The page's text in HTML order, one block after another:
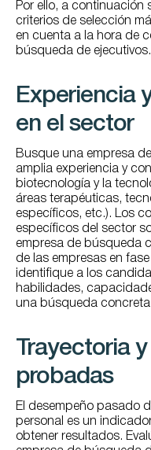
Por ello, a continuación
criterios de selección
en cuenta a la hora de
búsqueda de ejecutivos.
Experiencia
en el sector
Busque una empresa
amplia experiencia y
biotecnología y la
áreas terapéuticas,
específicos, etc.). Los
específicos del sector
empresa de búsqueda
de las empresas en
identifique a los
habilidades,
una búsqueda
Trayectoria
probadas
El desempeño pasado
personal es un
obtener resultados.